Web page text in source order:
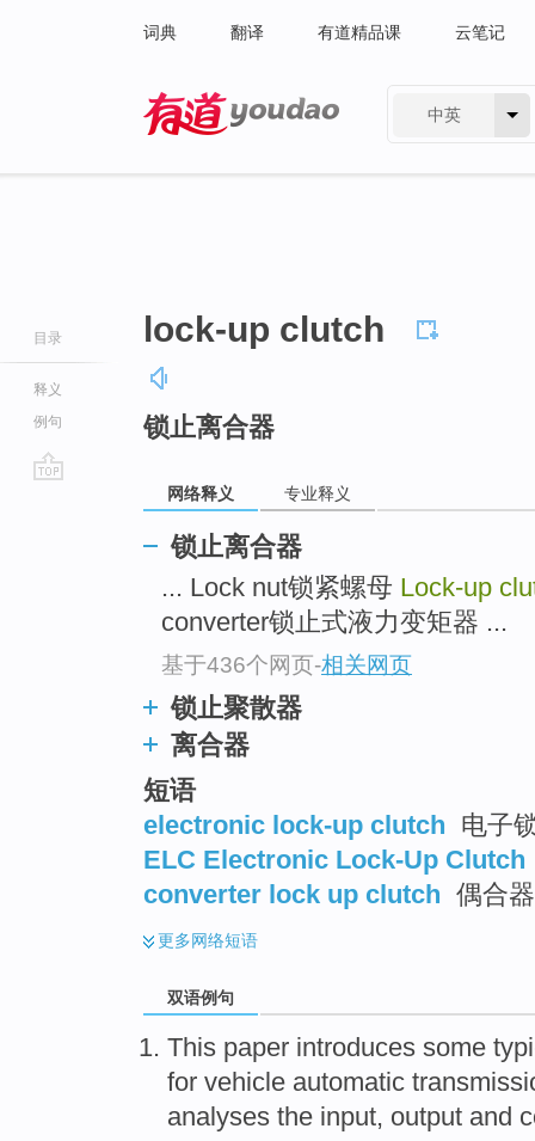
词典 翻译 有道精品课 云笔记
中英
目录
释义
例句
lock-up clutch
锁止离合器
网络释义 专业释义
锁止离合器
... Lock nut锁紧螺母 Lock-up
converter锁止式液力变矩器 ...
基于436个网页-相关网页
锁止聚散器
离合器
短语
electronic lock-up clutch 电子
ELC Electronic Lock-Up Clutch
converter lock up clutch 偶合
更多网络短语
双语例句
This paper introduces some
for vehicle automatic
analyses the input, output and